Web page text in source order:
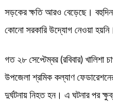
সড়কের ক্ষতি আরও বেড়েছে। বহুদিন
কোনো সরকারি উদ্যোগ নেওয়া হয়নি।
গত ২৮ সেপ্টেম্বর (রবিবার) খালিশা
উপজেলা শ্রমিক কল্যাণ
দুর্ঘটনায় নিহত হন। এ ঘটনার পর